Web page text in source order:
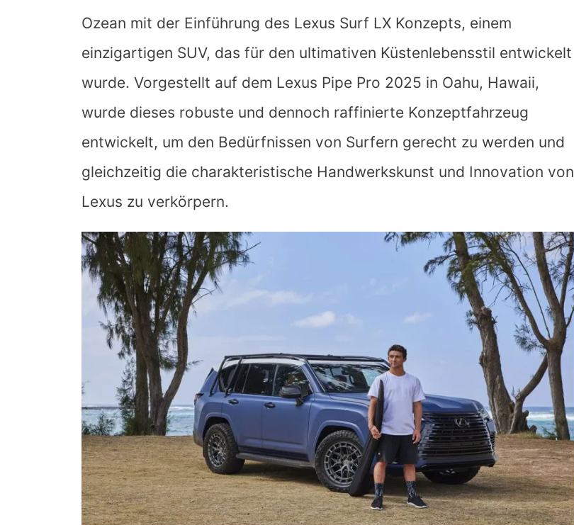
Ozean mit der Einführung des Lexus Surf LX Konzepts, einem
einzigartigen SUV, das für den ultimativen Küstenlebensstil entwickelt
wurde. Vorgestellt auf dem Lexus Pipe Pro 2025 in Oahu, Hawaii,
wurde dieses robuste und dennoch raffinierte Konzeptfahrzeug
entwickelt, um den Bedürfnissen von Surfern gerecht zu werden und
gleichzeitig die charakteristische Handwerkskunst und Innovation von
Lexus zu verkörpern.